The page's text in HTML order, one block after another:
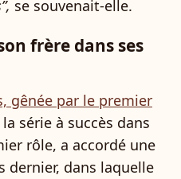
se souvenait-elle.
frère dans ses
gênée par le premier
la série à succès dans
rôle, a accordé une
dernier, dans laquelle